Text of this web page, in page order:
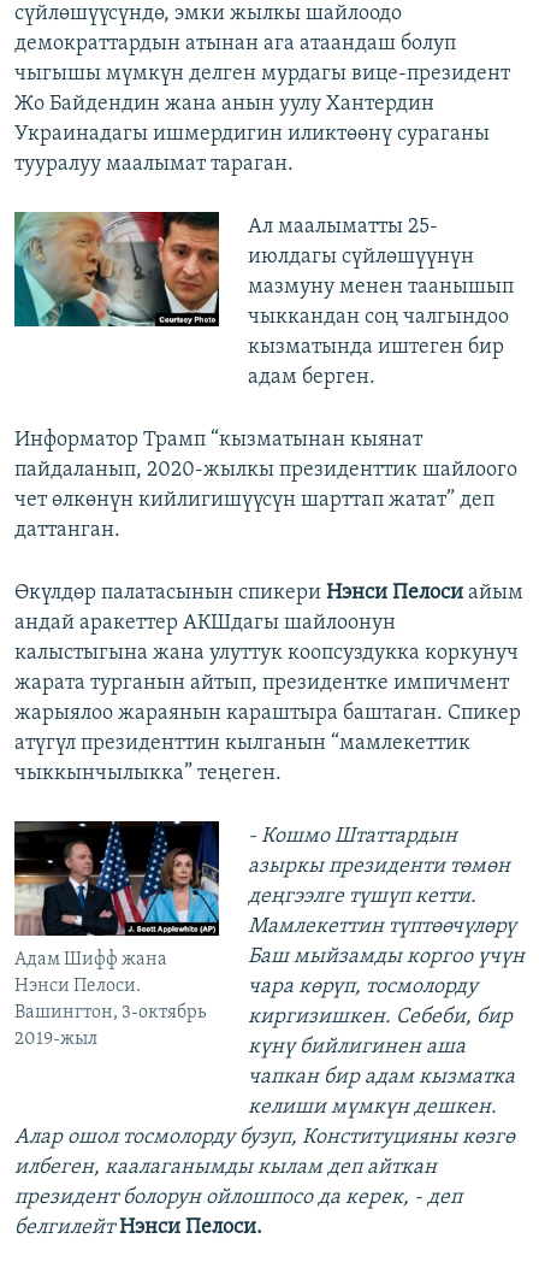
сүйлөшүүсүндө, эмки жылкы шайлоодо
демократтардын атынан ага атаандаш болуп
чыгышы мүмкүн делген мурдагы вице-президент
Жо Байдендин жана анын уулу Хантердин
Украинадагы ишмердигин иликтөөнү сураганы
тууралуу маалымат тараган.
Ал маалыматты 25-
июлдагы сүйлөшүүнүн
мазмуну менен таанышып
чыккандан соң чалгындоо
кызматында иштеген бир
адам берген.
Информатор Трамп “кызматынан кыянат
пайдаланып, 2020-жылкы президенттик шайлоого
чет өлкөнүн кийлигишүүсүн шарттап жатат” деп
даттанган.
Өкүлдөр палатасынын спикери Нэнси Пелоси айым
андай аракеттер АКШдагы шайлоонун
калыстыгына жана улуттук коопсуздукка коркунуч
жарата турганын айтып, президентке импичмент
жарыялоо жараянын караштыра баштаган. Спикер
атүгүл президенттин кылганын “мамлекеттик
чыккынчылыкка” теңеген.
Адам Шифф жана
Нэнси Пелоси.
Вашингтон, 3-октябрь
2019-жыл
- Кошмо Штаттардын
азыркы президенти төмөн
деңгээлге түшүп кетти.
Мамлекеттин түптөөчүлөрү
Баш мыйзамды коргоо үчүн
чара көрүп, тосмолорду
киргизишкен. Себеби, бир
күнү бийлигинен аша
чапкан бир адам кызматка
келиши мүмкүн дешкен.
Алар ошол тосмолорду бузуп, Конституцияны көзгө
илбеген, каалаганымды кылам деп айткан
президент болорун ойлошпосо да керек, - деп
белгилейтНэнси Пелоси.